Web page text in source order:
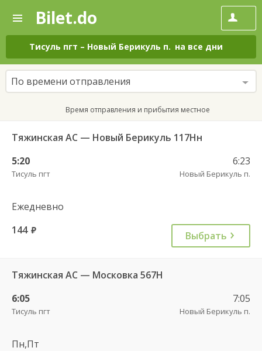
—
Поиск
и
покупка
билетов
на
автобус
онлайн
Bilet.do
Тисуль пгт – Новый Берикуль п. на все дни
По времени отправления
Время отправления и прибытия местное
Тяжинская АС — Новый Берикуль 117Нн
5:20
Тисуль пгт
6:23
Новый Берикуль п.
Ежедневно
144 руб. Выбрать
Тяжинская АС — Московка 567Н
6:05
Тисуль пгт
7:05
Новый Берикуль п.
Пн,Пт